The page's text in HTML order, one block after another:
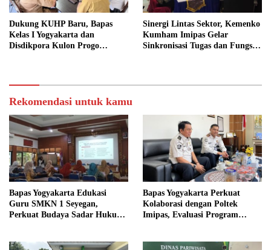
Dukung KUHP Baru, Bapas
Kelas I Yogyakarta dan
Disdikpora Kulon Progo
Sinergi Lintas Sektor, Kemenko
Kumham Imipas Gelar
Sinkronisasi Tugas dan Fungsi
Rekomendasi untuk kamu
Bapas Yogyakarta Edukasi
Guru SMKN 1 Seyegan,
Perkuat Budaya Sadar Hukum
Bapas Yogyakarta Perkuat
Kolaborasi dengan Poltek
Imipas, Evaluasi Program